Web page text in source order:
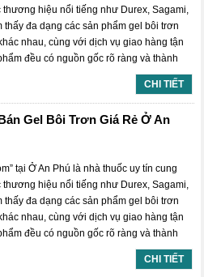
hiệu nổi tiếng như Durex, Sagami,
thấy đa dạng các sản phẩm gel bôi trơn
nhau, cùng với dịch vụ giao hàng tận
đều có nguồn gốc rõ ràng và thành
CHI TIẾT
Gel Bôi Trơn Giá Rẻ Ở An
tại Ở An Phú là nhà thuốc uy tín cung
hiệu nổi tiếng như Durex, Sagami,
thấy đa dạng các sản phẩm gel bôi trơn
nhau, cùng với dịch vụ giao hàng tận
đều có nguồn gốc rõ ràng và thành
CHI TIẾT